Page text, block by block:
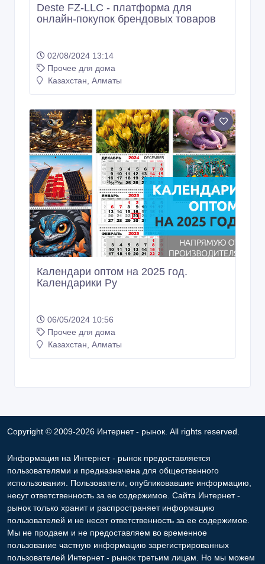
Deste FZ-LLC - платформа для
онлайн-покупок брендовых товаров
02/08/2024 13:14
Прочее для дома
Казахстан, Алматы
Календари оптом на 2025 год.
Календарики Ру
06/05/2024 10:56
Прочее для дома
Казахстан, Алматы
Copyright © 2009-2026 Интернет - рынок. All rights reserved.
Информация на Интернет - рынок предоставляется
пользователями и предназначена для общественного
использования. Пользователи, опубликовавшие информацию,
несут ответственность за ее содержимое. Сайта Интернет -
рынок только хранит и распространяет информацию
пользователей и не несет ответственность за ее содержимое.
Мы не продаем и не предоставляем во временное
пользование частную информацию зарегистрированных
пользователей Интернет - рынок третьим лицам. Но мы можем